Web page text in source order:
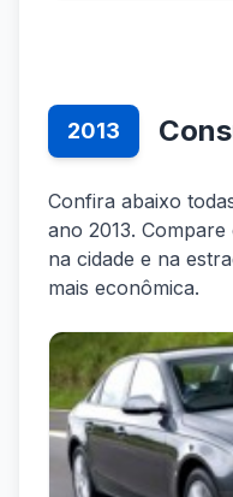
2013
Confira abaixo
ano 2013.
na cidade e na
mais econômica.